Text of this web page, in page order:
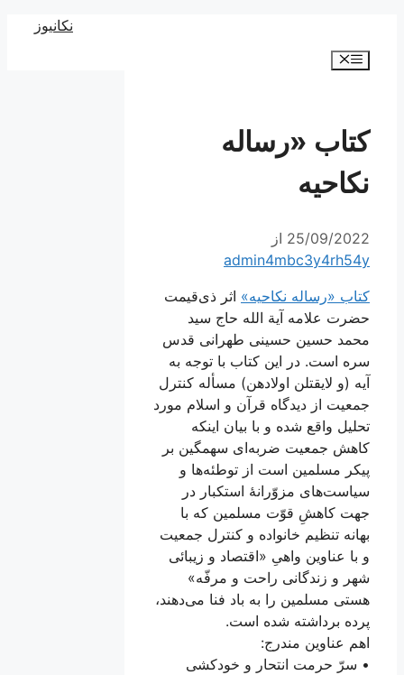
نکانیوز
فهرست
کتاب «رساله
نکاحیه
25/09/2022 از
admin4mbc3y4rh54y
کتاب «رساله نکاحیه»اثر ذی‌قیمت
حضرت علامه آیة الله حاج سید
محمد حسین حسینی طهرانی قدس
سره است. در این کتاب با توجه به
آیه (و لایقتلن اولادهن) مسأله کنترل
جمعیت از دیدگاه قرآن و اسلام مورد
تحلیل واقع شده و با بیان اینکه
کاهش جمعیت ضربه‌ای سهمگین بر
پیکر مسلمین است از توطئه‌ها و
سیاست‌های مزوّرانۀ استکبار در
جهت کاهشِ قوّت مسلمین که با
بهانه تنظیم خانواده و کنترل جمعیت
و با عناوين واهىِ «اقتصاد و زيبائى
شهر و زندگانى راحت و مرفّه»
هستى مسلمین را به باد فنا می‌دهند،
پرده برداشته‌ شده است.
اهم عناوین مندرج:
• سرّ حرمت انتحار و خودکشی